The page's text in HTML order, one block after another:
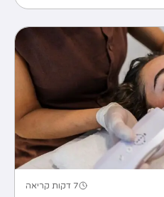
7 דקות קריאה